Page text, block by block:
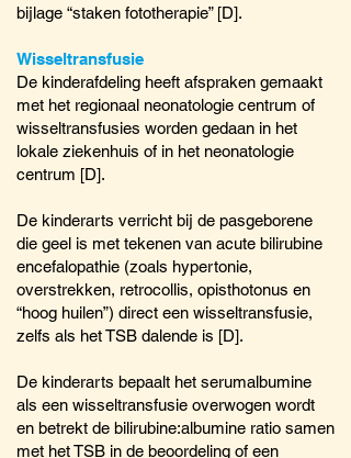
bijlage “staken fototherapie” [D].
Wisseltransfusie
De kinderafdeling heeft afspraken gemaakt
met het regionaal neonatologie centrum of
wisseltransfusies worden gedaan in het
lokale ziekenhuis of in het neonatologie
centrum [D].
De kinderarts verricht bij de pasgeborene
die geel is met tekenen van acute bilirubine
encefalopathie (zoals hypertonie,
overstrekken, retrocollis, opisthotonus en
“hoog huilen”) direct een wisseltransfusie,
zelfs als het TSB dalende is [D].
De kinderarts bepaalt het serumalbumine
als een wisseltransfusie overwogen wordt
en betrekt de bilirubine:albumine ratio samen
met het TSB in de beoordeling of een